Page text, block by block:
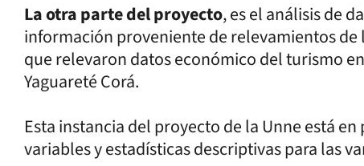
La otra parte del proyecto, es el análisis de
información proveniente de relevamientos
que relevaron datos económico del turismo
Yaguareté Corá.
Esta instancia del proyecto de la Unne está
variables y estadísticas descriptivas para las